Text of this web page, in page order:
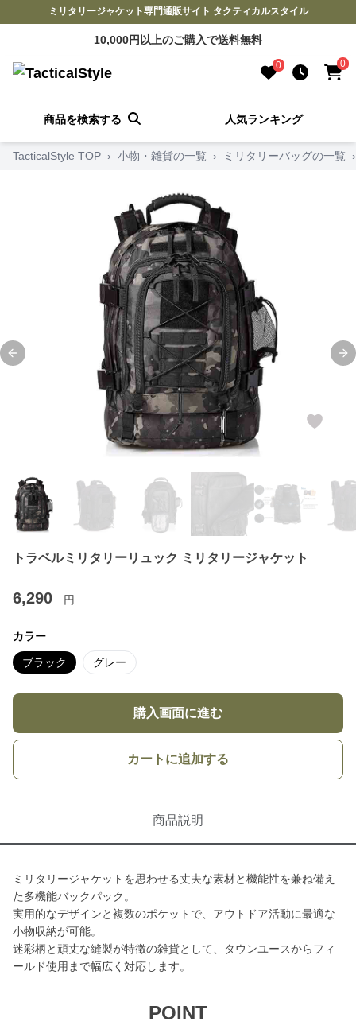
ミリタリージャケット専門通販サイト タクティカルスタイル
10,000円以上のご購入で送料無料
0 0
商品を検索する 人気ランキング
TacticalStyle TOP › 小物・雑貨の一覧 › ミリタリーバッグの一覧 ›
Previous slide
トラベルミリタリーリュック ミリタリージャケット
6,290 円
カラー
ブラック グレー
購入画面に進む
カートに追加する
商品説明
ミリタリージャケットを思わせる丈夫な素材と機能性を兼ね備え
た多機能バックパック。
実用的なデザインと複数のポケットで、アウトドア活動に最適な
小物収納が可能。
迷彩柄と頑丈な縫製が特徴の雑貨として、タウンユースからフィ
ールド使用まで幅広く対応します。
POINT